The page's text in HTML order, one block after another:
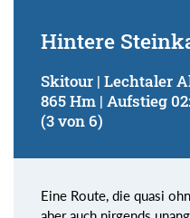
Hintere
Skitour | Lechtaler
865 Hm | Aufstieg
(3 von 6)
Eine Route, die quasi